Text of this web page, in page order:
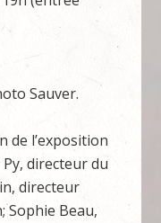
Sauver.
de l’exposition
directeur du
directeur
Sophie Beau,